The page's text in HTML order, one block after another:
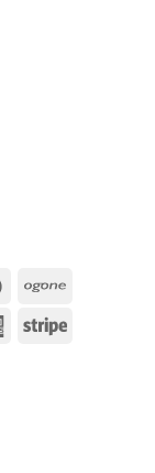
Maestro
AmericanStripe